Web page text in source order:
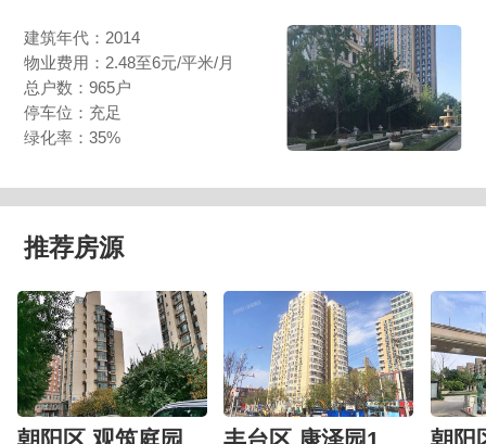
建筑年代：2014
物业费用：2.48至6元/平米/月
总户数：965户
停车位：充足
绿化率：35%
推荐房源